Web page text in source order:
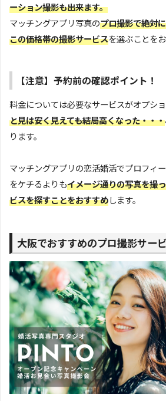
ーション撮影も出来ます。
マッチングアプリ写真のプロ撮影で絶対
この価格帯の撮影サービスを選ぶことを
【注意】予約前の確認ポイント！
料金については必要なサービスがオプショ
と見は安く見えても結局高くなった・・・
ります。
マッチングアプリの恋活婚活でプロフィ
をケチるよりもイメージ通りの写真を撮
ビスを探すことをおすすめします。
大阪でおすすめのプロ撮影サー